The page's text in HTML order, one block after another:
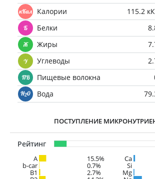
Калории
115.2
Белки
Жиры
Углеводы
Пищевые волокна
Вода
ПОСТУПЛЕНИЕ
Рейтинг
A
15.5%
b-car 0.7%
В1 2.7%
Ca
Si
Mg